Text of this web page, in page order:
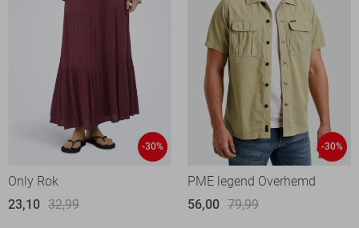
-30%
Only Rok
23,10 32,99
-30%
PME legend Overhemd
56,00 79,99